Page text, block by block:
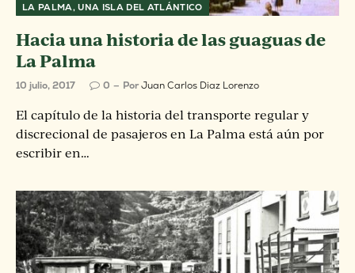
LA PALMA, UNA ISLA DEL ATLÁNTICO
Hacia una historia de las guaguas de
La Palma
10 julio, 2017 0 PorJuan Carlos Diaz Lorenzo
El capítulo de la historia del transporte regular y
discrecional de pasajeros en La Palma está aún por
escribir en…